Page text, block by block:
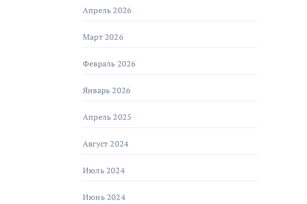
Апрель 2026
Март 2026
Февраль 2026
Январь 2026
Апрель 2025
Август 2024
Июль 2024
Июнь 2024